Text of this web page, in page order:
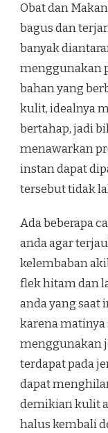
Obat dan
bagus dan
banyak
menggunakan
bahan yang
kulit, idealnya
bertahap, jadi
menawarkan
instan dapat
tersebut tidak
Ada beberapa
anda agar
kelembaban
flek hitam dan
anda yang saat
karena matinya
menggunakan
terdapat pada
dapat
demikian kulit
halus kembali